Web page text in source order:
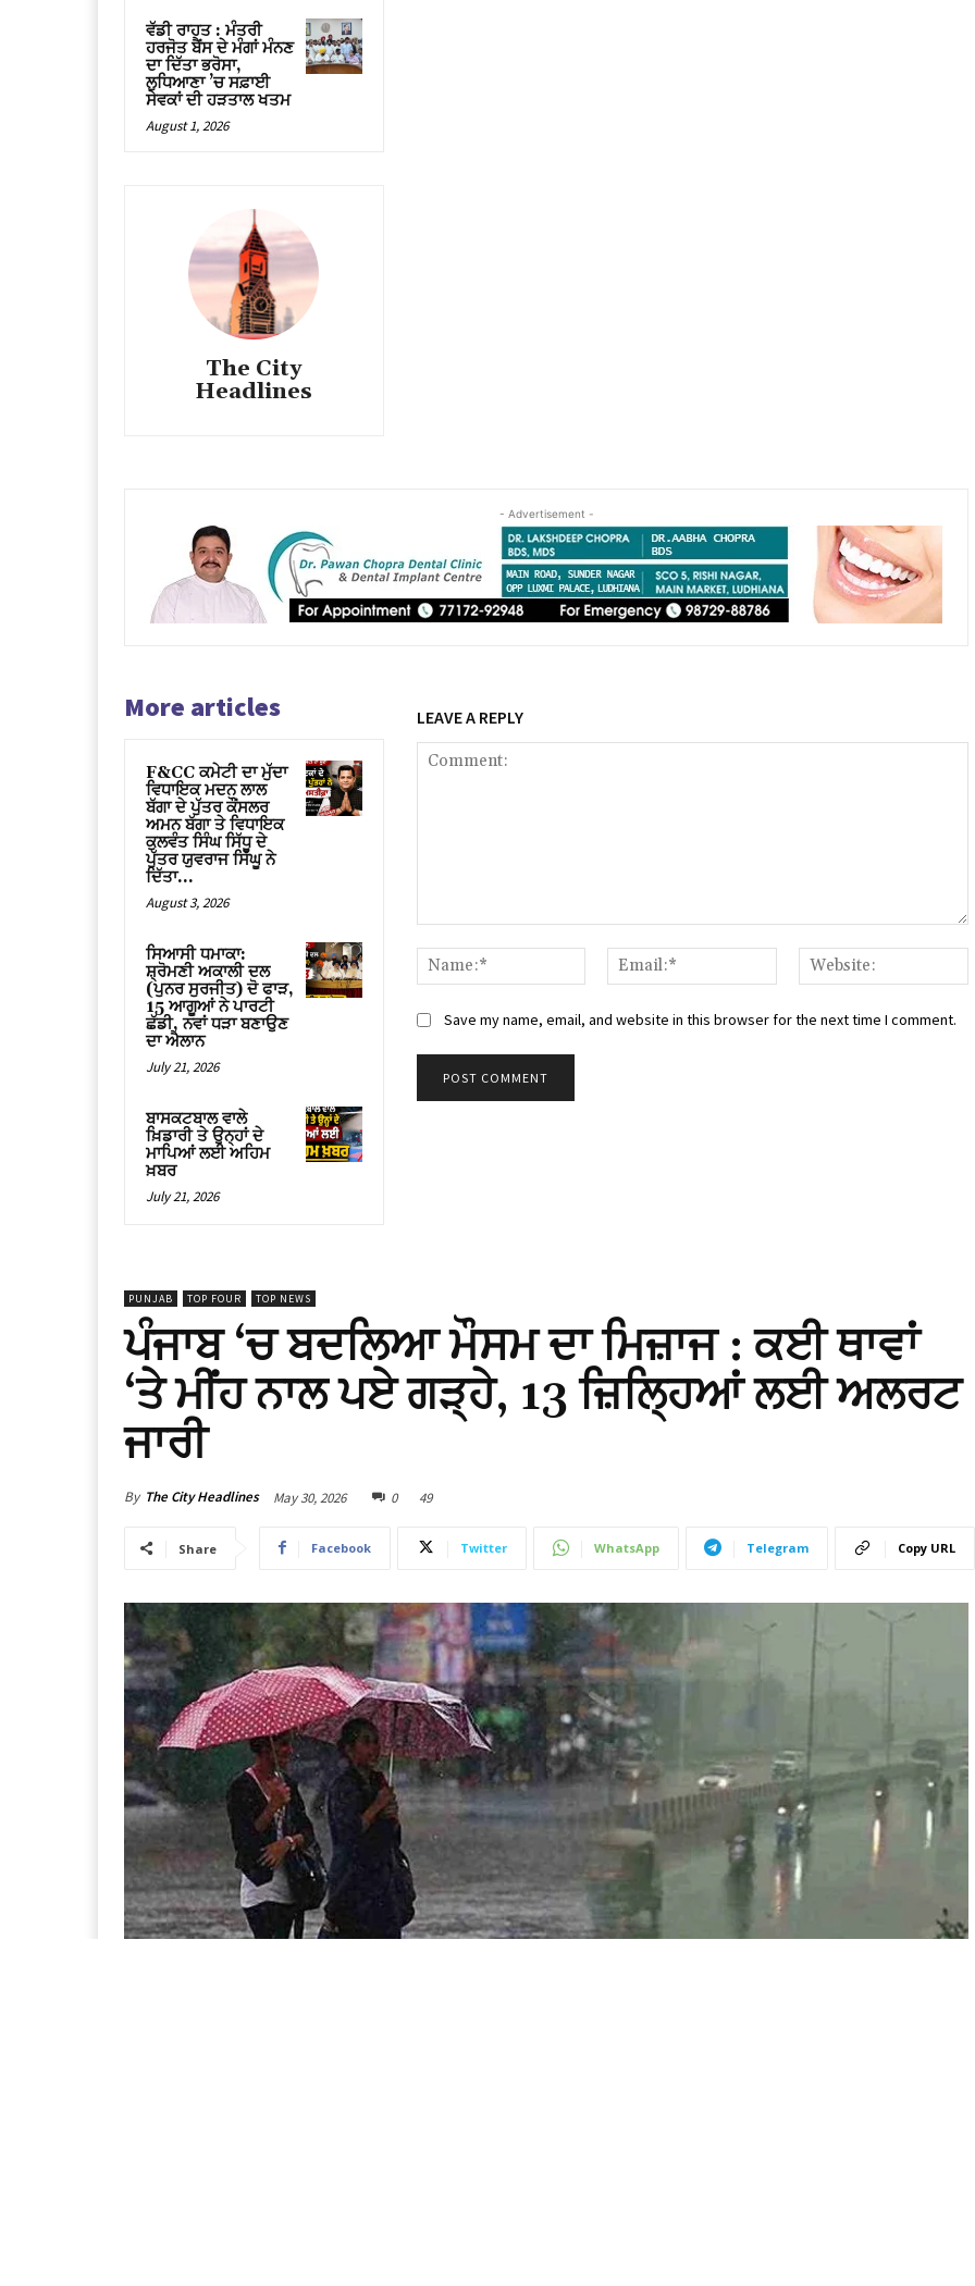
ਵੱਡੀ ਰਾਹਤ : ਮੰਤਰੀ
ਹਰਜੋਤ ਬੈਂਸ ਦੇ ਮੰਗਾਂ ਮੰਨਣ
ਦਾ ਦਿੱਤਾ ਭਰੋਸਾ,
ਲੁਧਿਆਣਾ ’ਚ ਸਫ਼ਾਈ
ਸੇਵਕਾਂ ਦੀ ਹੜਤਾਲ ਖਤਮ
August 1, 2026
The City
Headlines
- Advertisement -
More articles
F&CC ਕਮੇਟੀ ਦਾ ਮੁੱਦਾ
ਵਿਧਾਇਕ ਮਦਨ ਲਾਲ
ਬੱਗਾ ਦੇ ਪੁੱਤਰ ਕੌਂਸਲਰ
ਅਮਨ ਬੱਗਾ ਤੇ ਵਿਧਾਇਕ
ਕੁਲਵੰਤ ਸਿੰਘ ਸਿੱਧੂ ਦੇ
ਪੁੱਤਰ ਯੁਵਰਾਜ ਸਿੱਘੂ ਨੇ
ਦਿੱਤਾ...
August 3, 2026
ਸਿਆਸੀ ਧਮਾਕਾ:
ਸ਼੍ਰੋਮਣੀ ਅਕਾਲੀ ਦਲ
(ਪੁਨਰ ਸੁਰਜੀਤ) ਦੋ ਫਾੜ,
15 ਆਗੂਆਂ ਨੇ ਪਾਰਟੀ
ਛੱਡੀ, ਨਵਾਂ ਧੜਾ ਬਣਾਉਣ
ਦਾ ਐਲਾਨ
July 21, 2026
ਬਾਸਕਟਬਾਲ ਵਾਲੇ
ਖ਼ਿਡਾਰੀ ਤੇ ਉਨ੍ਹਾਂ ਦੇ
ਮਾਪਿਆਂ ਲਈ ਅਹਿਮ
ਖ਼ਬਰ
July 21, 2026
LEAVE A REPLY
Name:*
Email:*
Save my name, email, and website in this browser for the next time I comment.